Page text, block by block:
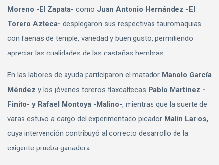
Moreno -El Zapata- como Juan Antonio Hernández -El
Torero Azteca- desplegaron sus respectivas tauromaquias
con faenas de temple, variedad y buen gusto, permitiendo
apreciar las cualidades de las castañas hembras.
En las labores de ayuda participaron el matador Manolo García
Méndez y los jóvenes toreros tlaxcaltecas Pablo Martínez -
Finito- y Rafael Montoya -Malino-, mientras que la suerte de
varas estuvo a cargo del experimentado picador Malin Larios,
cuya intervención contribuyó al correcto desarrollo de la
exigente prueba ganadera.